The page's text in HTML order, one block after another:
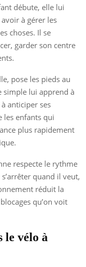
débute, elle lui
à gérer les
choses. Il se
garder son centre
pose les pieds au
simple lui apprend à
anticiper ses
les enfants qui
plus rapidement
respecte le rythme
quand il veut,
réduit la
qu’on voit
le vélo à